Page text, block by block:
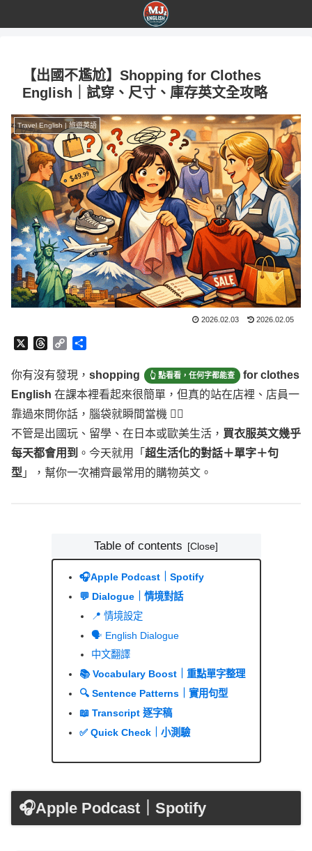
【出國不尷尬】Shopping for Clothes
English｜試穿、尺寸、庫存英文全攻略
Travel English | 旅遊英語
2026.02.03 2026.02.05
r
a
d
s
C
p
L
i
n
k
你有沒有發現， shopping forclothes English 在課本裡看
起來很簡單，但真的站在店裡、店員一靠過來問你話，腦袋
就瞬間當機 😵‍💫
不管是出國玩、留學、在日本或歐美生活， 買衣服英文幾乎
每天都會用到 。今天就用「 超生活化的對話＋單字＋句
型 」，幫你一次補齊最常用的購物英文。
Table of contents
🎧Apple Podcast｜Spotify
💬 Dialogue｜情境對話
📍 情境設定
🗣️ English Dialogue
中文翻譯
📚 Vocabulary Boost｜重點單字整理
🔍 Sentence Patterns｜實用句型
📖 Transcript 逐字稿
✅ Quick Check｜小測驗
🎧Apple Podcast｜Spotify